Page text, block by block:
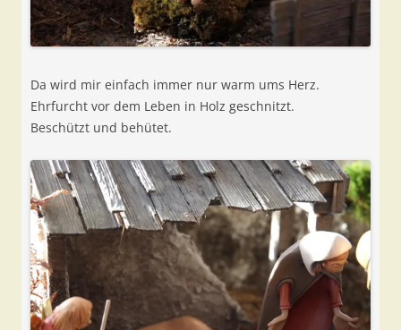
Da wird mir einfach immer nur warm ums Herz.
Ehrfurcht vor dem Leben in Holz geschnitzt.
Beschützt und behütet.